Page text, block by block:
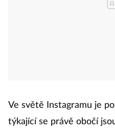
Ve světě Instagramu je
týkající se právě obočí